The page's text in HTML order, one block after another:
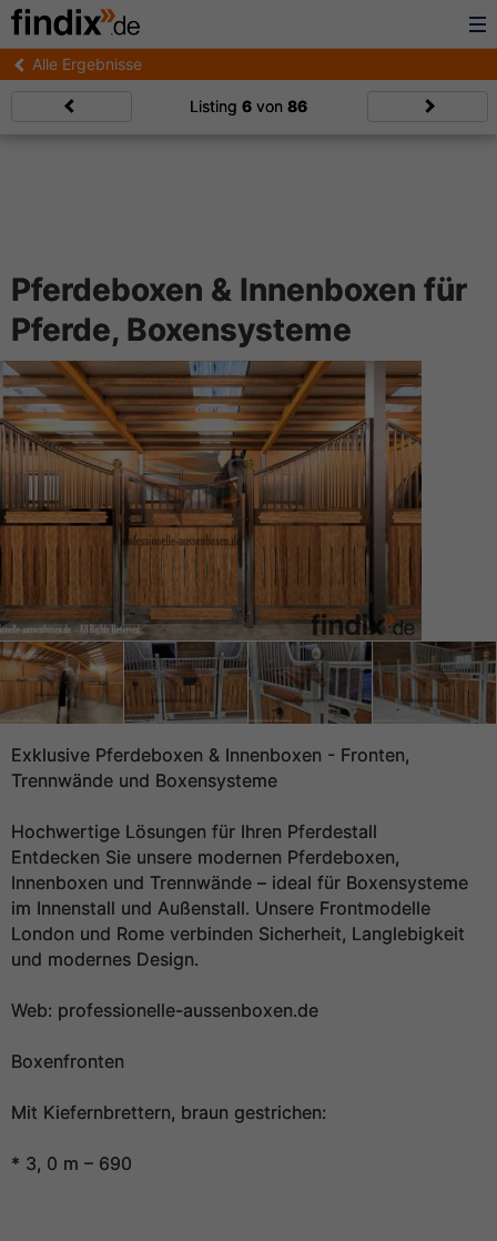
Alle Ergebnisse
Listing 6 von 86
Pferdeboxen & Innenboxen für
Pferde, Boxensysteme
Exklusive Pferdeboxen & Innenboxen - Fronten,
Trennwände und Boxensysteme
Hochwertige Lösungen für Ihren Pferdestall
Entdecken Sie unsere modernen Pferdeboxen,
Innenboxen und Trennwände – ideal für Boxensysteme
im Innenstall und Außenstall. Unsere Frontmodelle
London und Rome verbinden Sicherheit, Langlebigkeit
und modernes Design.
Web: professionelle-aussenboxen.de
Boxenfronten
Mit Kiefernbrettern, braun gestrichen:
* 3, 0 m – 690